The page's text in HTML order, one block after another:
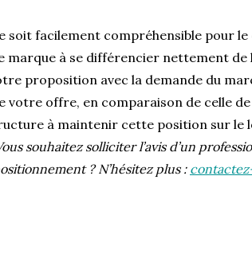
soit facilement compréhensible pour
marque à se différencier nettement de
proposition avec la demande du
votre offre, en comparaison de celle
à maintenir cette position sur le
souhaitez solliciter l’avis d’un
? N’hésitez plus :